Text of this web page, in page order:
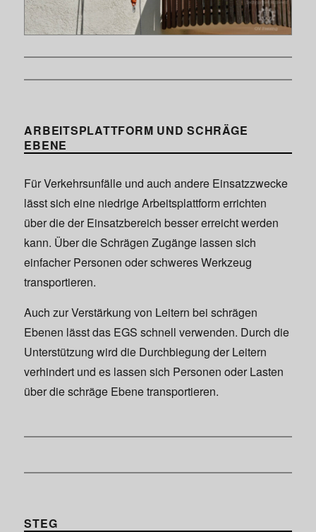
ARBEITSPLATTFORM UND SCHRÄGE
EBENE
Für Verkehrsunfälle und auch andere Einsatzzwecke
lässt sich eine niedrige Arbeitsplattform errichten
über die der Einsatzbereich besser erreicht werden
kann. Über die Schrägen Zugänge lassen sich
einfacher Personen oder schweres Werkzeug
transportieren.
Auch zur Verstärkung von Leitern bei schrägen
Ebenen lässt das EGS schnell verwenden. Durch die
Unterstützung wird die Durchbiegung der Leitern
verhindert und es lassen sich Personen oder Lasten
über die schräge Ebene transportieren.
STEG